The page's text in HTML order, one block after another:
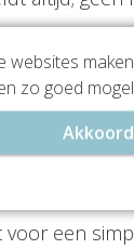
jouw
en
Tijd is
het
een
websites
zo goed
Akkoord